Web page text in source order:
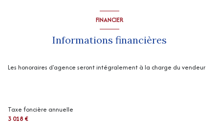
FINANCIER
Informations financières
Les honoraires d'agence seront intégralement à la charge du vendeur
Taxe foncière annuelle
3 018 €